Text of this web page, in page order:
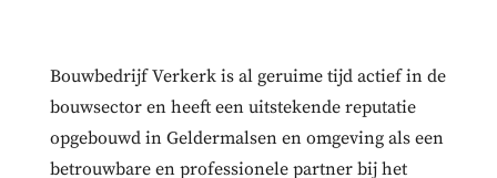
Bouwbedrijf Verkerk is al geruime tijd actief in de
bouwsector en heeft een uitstekende reputatie
opgebouwd in Geldermalsen en omgeving als een
betrouwbare en professionele partner bij het